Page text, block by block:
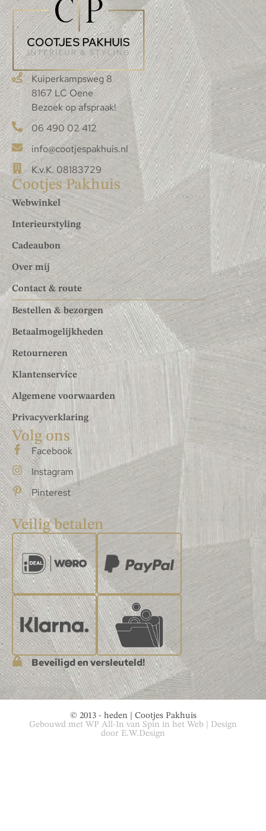
Kuiperkampsweg 8
8167 LC Oene
Bezoek op afspraak!
06 490 02 412
info@cootjespakhuis.nl
K.v.K. 08183729
Cootjes Pakhuis
Webwinkel
Interieurstyling
Cadeaubon
Over mij
Contact & route
Bestellen & bezorgen
Betaalmogelijkheden
Retourneren
Klantenservice
Algemene voorwaarden
Privacyverklaring
Volg ons
Facebook
Instagram
Pinterest
Veilig betalen
Beveiligd en versleuteld!
© 2013 - heden | Cootjes Pakhuis
Gebouwd met WP All-In van Spin in het Web | Design
door E.W.Design